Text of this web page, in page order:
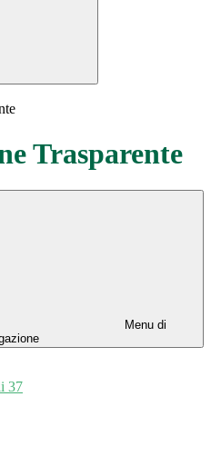
Trasparente
Menu di
37